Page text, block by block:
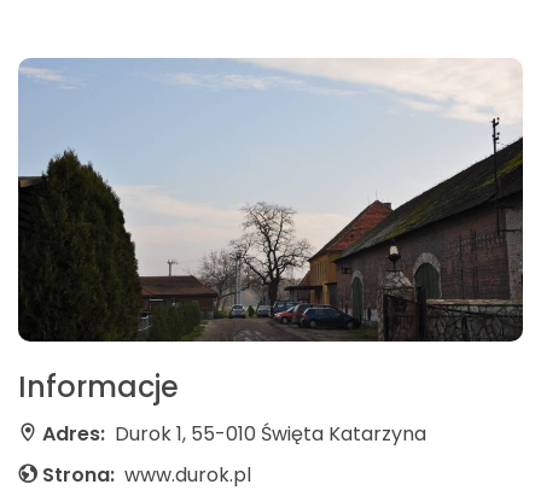
Informacje
Adres: Durok 1, 55-010 Święta Katarzyna
Strona: www.durok.pl